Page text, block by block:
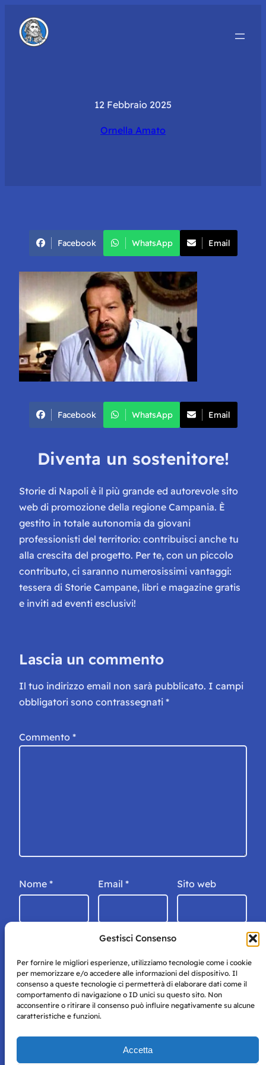
Gestisci Consenso
Per fornire le migliori esperienze, utilizziamo tecnologie come i cookie
per memorizzare e/o accedere alle informazioni del dispositivo. Il
consenso a queste tecnologie ci permetterà di elaborare dati come il
comportamento di navigazione o ID unici su questo sito. Non
acconsentire o ritirare il consenso può influire negativamente su alcune
caratteristiche e funzioni.
Accetta
12 Febbraio 2025
Ornella Amato
Facebook WhatsApp Email
Facebook WhatsApp Email
Diventa un sostenitore!
Storie di Napoli è il più grande ed autorevole sito
web di promozione della regione Campania. È
gestito in totale autonomia da giovani
professionisti del territorio: contribuisci anche tu
alla crescita del progetto. Per te, con un piccolo
contributo, ci saranno numerosissimi vantaggi:
tessera di Storie Campane, libri e magazine gratis
e inviti ad eventi esclusivi!
Lascia un commento
Il tuo indirizzo email non sarà pubblicato. I campi
obbligatori sono contrassegnati *
Commento *
Nome * Email * Sito web
Storie di Napoli è una testata registrata presso il tribunale di